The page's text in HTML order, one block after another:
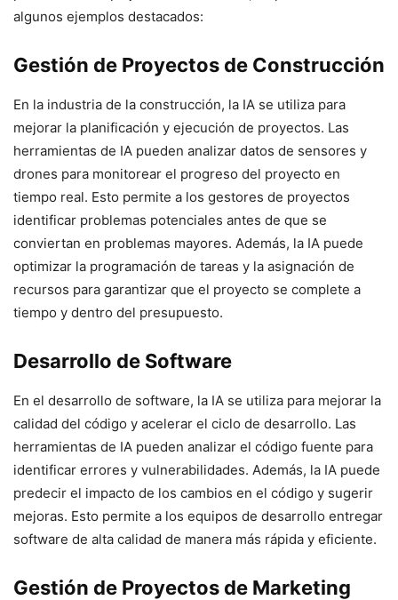
algunos ejemplos destacados:
Gestión de Proyectos de Construcción
En la industria de la construcción, la IA se utiliza para
mejorar la planificación y ejecución de proyectos. Las
herramientas de IA pueden analizar datos de sensores y
drones para monitorear el progreso del proyecto en
tiempo real. Esto permite a los gestores de proyectos
identificar problemas potenciales antes de que se
conviertan en problemas mayores. Además, la IA puede
optimizar la programación de tareas y la asignación de
recursos para garantizar que el proyecto se complete a
tiempo y dentro del presupuesto.
Desarrollo de Software
En el desarrollo de software, la IA se utiliza para mejorar la
calidad del código y acelerar el ciclo de desarrollo. Las
herramientas de IA pueden analizar el código fuente para
identificar errores y vulnerabilidades. Además, la IA puede
predecir el impacto de los cambios en el código y sugerir
mejoras. Esto permite a los equipos de desarrollo entregar
software de alta calidad de manera más rápida y eficiente.
Gestión de Proyectos de Marketing